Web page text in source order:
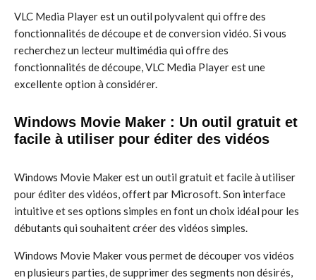
VLC Media Player est un outil polyvalent qui offre des
fonctionnalités de découpe et de conversion vidéo. Si vous
recherchez un lecteur multimédia qui offre des
fonctionnalités de découpe, VLC Media Player est une
excellente option à considérer.
Windows Movie Maker : Un outil gratuit et
facile à utiliser pour éditer des vidéos
Windows Movie Maker est un outil gratuit et facile à utiliser
pour éditer des vidéos, offert par Microsoft. Son interface
intuitive et ses options simples en font un choix idéal pour les
débutants qui souhaitent créer des vidéos simples.
Windows Movie Maker vous permet de découper vos vidéos
en plusieurs parties, de supprimer des segments non désirés,